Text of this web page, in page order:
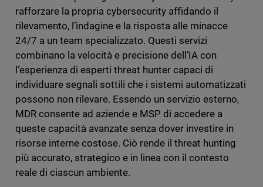
rafforzare la propria cybersecurity affidando il
rilevamento, l’indagine e la risposta alle minacce
24/7 a un team specializzato. Questi servizi
combinano la velocità e precisione dell’IA con
l’esperienza di esperti threat hunter capaci di
individuare segnali sottili che i sistemi automatizzati
possono non rilevare. Essendo un servizio esterno,
MDR consente ad aziende e MSP di accedere a
queste capacità avanzate senza dover investire in
risorse interne costose. Ciò rende il threat hunting
più accurato, strategico e in linea con il contesto
reale di ciascun ambiente.